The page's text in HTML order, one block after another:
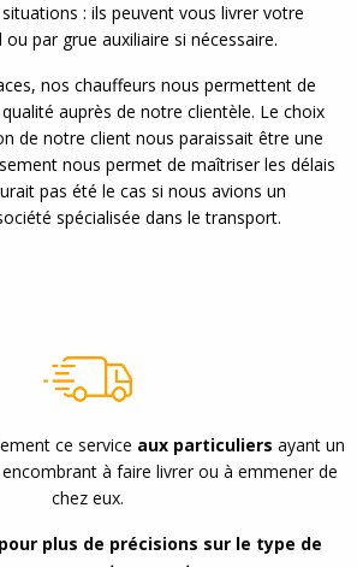
: ils peuvent vous livrer votre
par grue auxiliaire si nécessaire.
nos chauffeurs nous permettent de
auprès de notre clientèle. Le choix
de notre client nous paraissait être une
nous permet de maîtriser les délais
pas été le cas si nous avions un
spécialisée dans le transport.
ce service aux particuliers ayant un
à faire livrer ou à emmener de
chez eux.
plus de précisions sur le type de